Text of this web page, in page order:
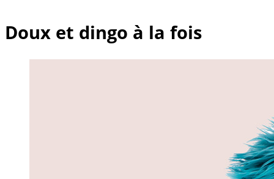
Doux et dingo à la fois